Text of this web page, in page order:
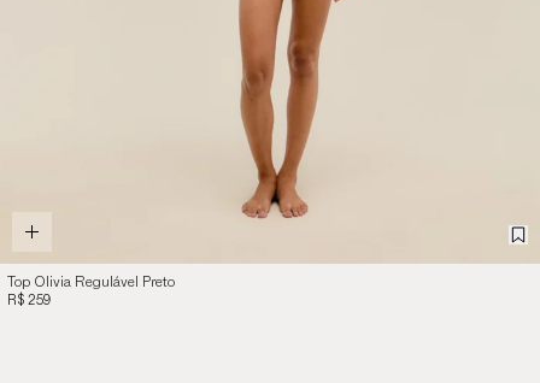
Top Olivia Regulável Preto
R$ 259